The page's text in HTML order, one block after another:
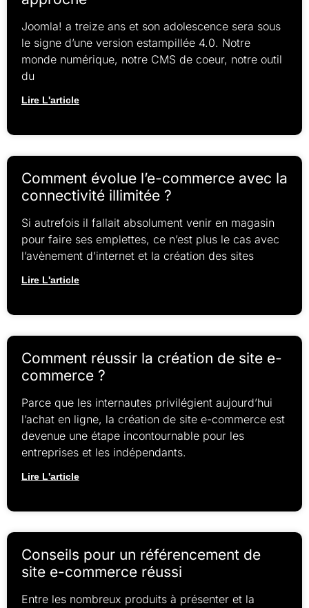
Joomla! a treize ans et son adolescence sera sous
le signe d’une version estampillée 4.0. Notre
monde numérique, notre CMS de coeur, notre outil
du
Lire L'article
Comment évolue l’e-commerce avec la
connectivité illimitée ?
Si autrefois il fallait absolument venir en magasin
pour faire ses emplettes, ce n’est plus le cas avec
l’avènement d’internet et la création des sites
Lire L'article
Comment réussir la création de site e-
commerce ?
Parce que les internautes privilégient aujourd’hui
l’achat en ligne, la création de site e-commerce est
devenue une étape incontournable pour les
entreprises et les indépendants.
Lire L'article
Conseils pour un référencement de
site e-commerce réussi
Entre les nombreux produits à présenter et la